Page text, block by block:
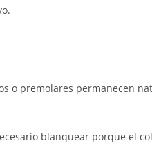
o premolares permanecen
blanquear porque el